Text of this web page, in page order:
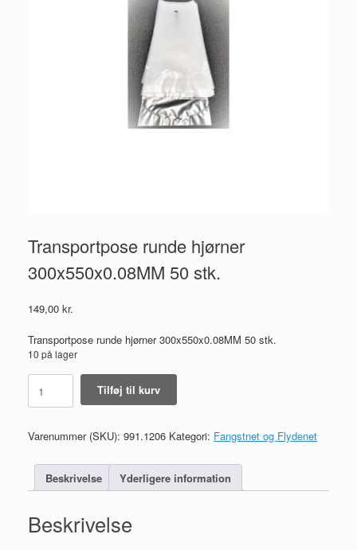
Transportpose runde hjørner
300x550x0.08MM 50 stk.
149,00 kr.
Transportpose runde hjørner 300x550x0.08MM 50 stk.
10 på lager
runde
hjørner
50
antal
Tilføj til kurv
Varenummer (SKU): 991.1206 Kategori: Fangstnet og Flydenet
Beskrivelse Yderligere information
Beskrivelse